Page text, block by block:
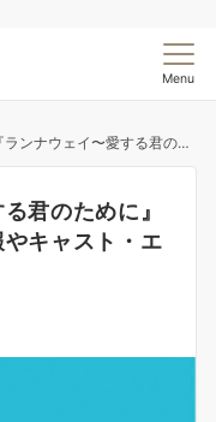
Menu
愛する君のために』はどこで見れる？配信の情報やキャスト・エピソードも紹介！
君のために』
キャスト・エ